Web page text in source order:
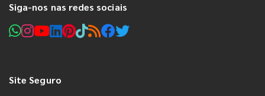
Siga-nos nas redes sociais
Site Seguro